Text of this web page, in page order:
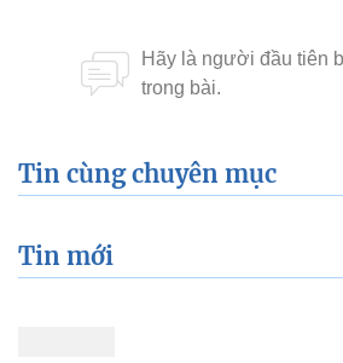
Tin cùng chuyên mục
Tin mới